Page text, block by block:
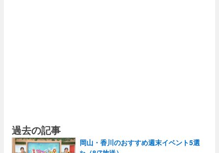
過去の記事
岡山・香川のおすすめ週末イベント5選